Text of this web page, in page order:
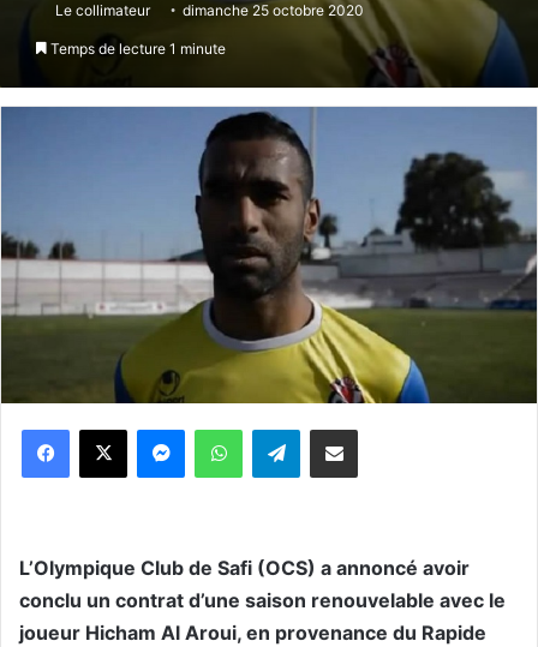
Le collimateur dimanche 25 octobre 2020
Temps de lecture 1 minute
WhatsApp Telegram
L’Olympique Club de Safi (OCS) a annoncé avoir
conclu un contrat d’une saison renouvelable avec le
joueur Hicham Al Aroui, en provenance du Rapide